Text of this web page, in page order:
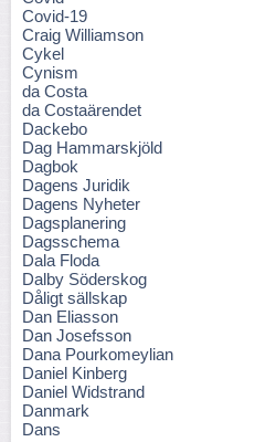
Covid-19
Craig Williamson
Cykel
Cynism
da Costa
da Costaärendet
Dackebo
Dag Hammarskjöld
Dagbok
Dagens Juridik
Dagens Nyheter
Dagsplanering
Dagsschema
Dala Floda
Dalby Söderskog
Dåligt sällskap
Dan Eliasson
Dan Josefsson
Dana Pourkomeylian
Daniel Kinberg
Daniel Widstrand
Danmark
Dans